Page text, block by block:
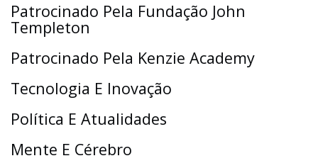
Patrocinado Pela Fundação John
Templeton
Patrocinado Pela Kenzie Academy
Tecnologia E Inovação
Política E Atualidades
Mente E Cérebro